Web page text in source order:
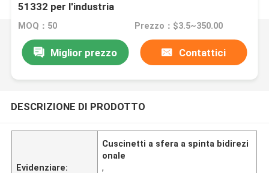
51332 per l'industria
MOQ：50 Prezzo：$3.5~350.00
Miglior prezzo Contattici
DESCRIZIONE DI PRODOTTO
Evidenziare:
Cuscinetti a sfera a spinta bidirezi
onale
,